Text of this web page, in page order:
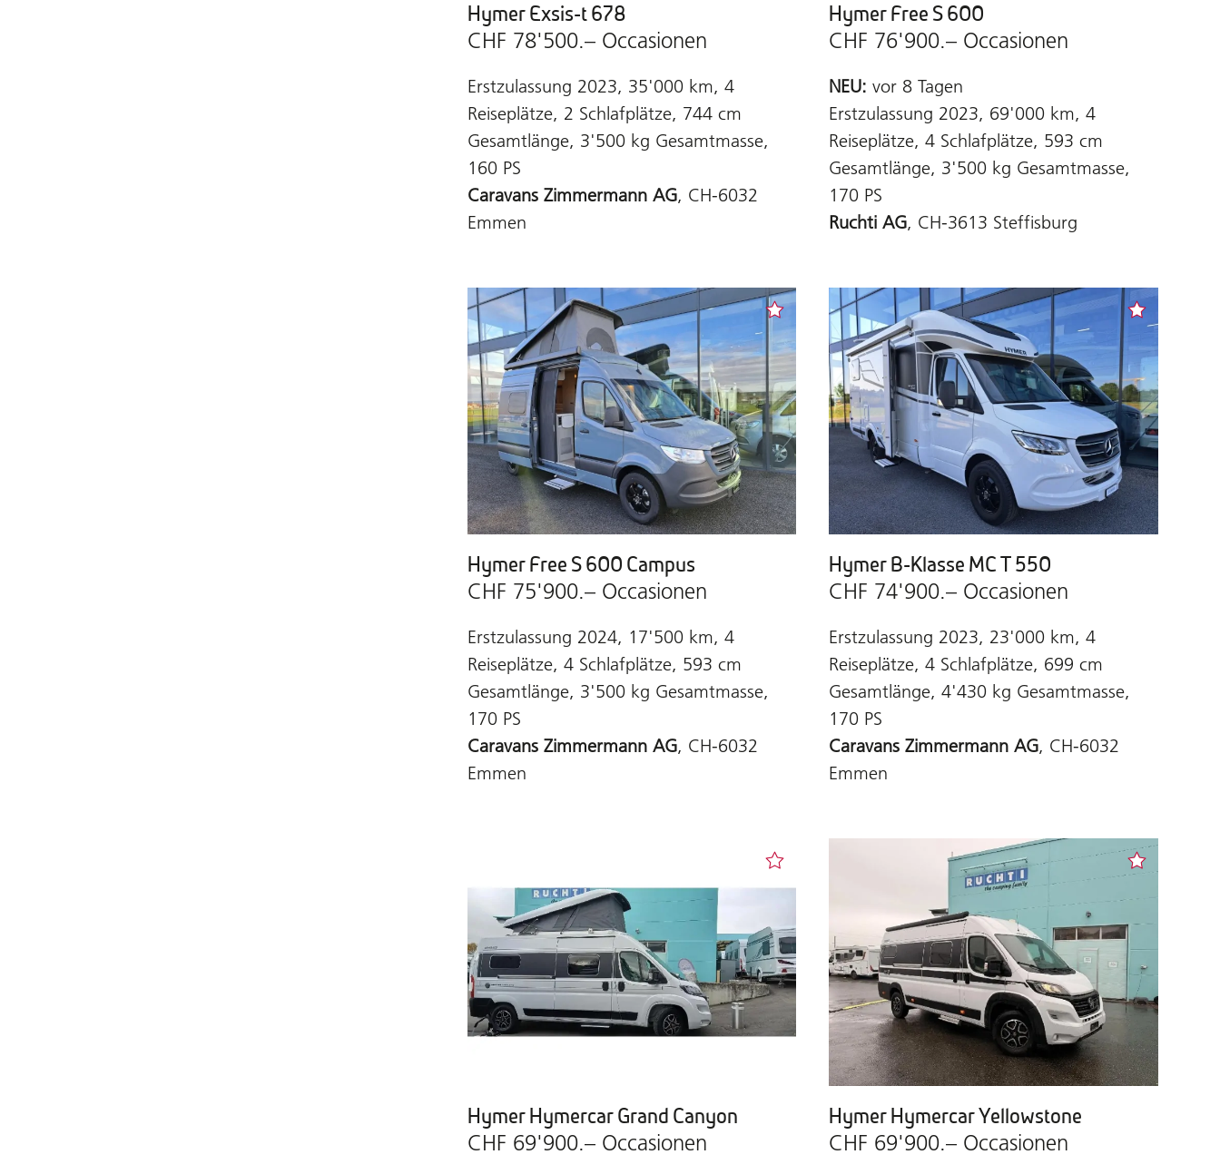
Hymer Exsis-t 678
CHF 78'500.– Occasionen
Erstzulassung 2023, 35'000 km, 4
Reiseplätze, 2 Schlafplätze, 744 cm
Gesamtlänge, 3'500 kg Gesamtmasse,
160 PS
Caravans Zimmermann AG, CH-6032
Emmen
Hymer Free S 600
CHF 76'900.– Occasionen
NEU: vor 8 Tagen
Erstzulassung 2023, 69'000 km, 4
Reiseplätze, 4 Schlafplätze, 593 cm
Gesamtlänge, 3'500 kg Gesamtmasse,
170 PS
Ruchti AG, CH-3613 Steffisburg
Hymer Free S 600 Campus
CHF 75'900.– Occasionen
Erstzulassung 2024, 17'500 km, 4
Reiseplätze, 4 Schlafplätze, 593 cm
Gesamtlänge, 3'500 kg Gesamtmasse,
170 PS
Caravans Zimmermann AG, CH-6032
Emmen
Hymer B-Klasse MC T 550
CHF 74'900.– Occasionen
Erstzulassung 2023, 23'000 km, 4
Reiseplätze, 4 Schlafplätze, 699 cm
Gesamtlänge, 4'430 kg Gesamtmasse,
170 PS
Caravans Zimmermann AG, CH-6032
Emmen
Hymer Hymercar Grand Canyon
CHF 69'900.– Occasionen
Hymer Hymercar Yellowstone
CHF 69'900.– Occasionen